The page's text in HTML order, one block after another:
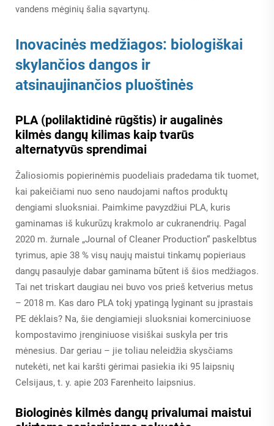
vandens mėginių šalia sąvartynų.
Inovacinės medžiagos: biologiškai
skylančios dangos ir
atsinaujinančios pluoštinės
PLA (polilaktidinė rūgštis) ir augalinės
kilmės dangų kilimas kaip tvarūs
alternatyvūs sprendimai
Žaliosiomis popierinėmis puodeliais pradedama tik tuomet,
kai pakeičiami nuo seno naudojami naftos produktų
dengiami sluoksniai. Paimkime pavyzdžiui PLA, kuris
gaminamas iš kukurūzų krakmolo ar cukranendrių. Pagal
2020 m. žurnale „Journal of Cleaner Production“ paskelbtus
tyrimus, apie 38 % visų naujų maistui tinkamų popieriaus
dangų pasaulyje dabar gaminama būtent iš šios medžiagos.
Tai net triskart daugiau nei buvo vos prieš ketverius metus
– 2018 m. Kas daro PLA tokį ypatingą lyginant su įprastais
PE dėklais? Na, šie dengiamieji sluoksniai komerciniuose
kompostavimo įrenginiuose visiškai suskyla per tris
mėnesius. Dar geriau – jie toliau neleidžia skysčiams
nutekėti, net kai karšti gėrimai pasiekia iki 95 laipsnių
Celsijaus, t. y. apie 203 Farenheito laipsnius.
Biologinės kilmės dangų privalumai maistui